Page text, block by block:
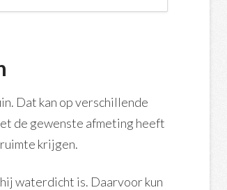
Dat kan op verschillende
de gewenste afmeting heeft
krijgen.
waterdicht is. Daarvoor kun